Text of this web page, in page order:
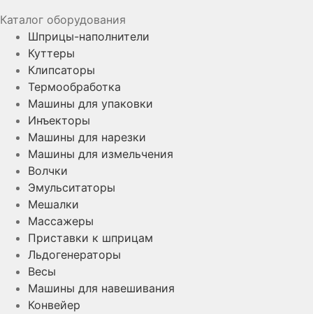
Каталог оборудования
Шприцы-наполнители
Куттеры
Клипсаторы
Термообработка
Машины для упаковки
Инъекторы
Машины для нарезки
Машины для измельчения
Волчки
Эмульситаторы
Мешалки
Массажеры
Приставки к шприцам
Льдогенераторы
Весы
Машины для навешивания
Конвейер